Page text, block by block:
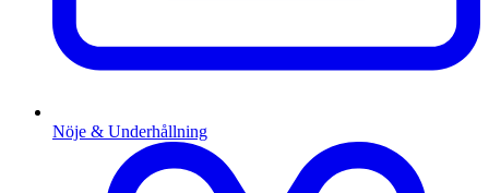
Nöje & Underhållning